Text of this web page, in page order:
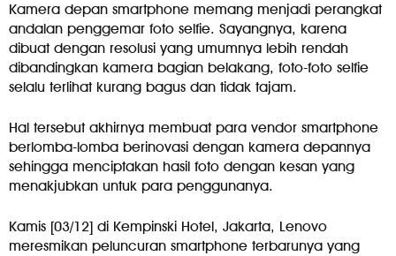
Kamera depan smartphone memang menjadi perangkat
andalan penggemar foto selfie. Sayangnya, karena
dibuat dengan resolusi yang umumnya lebih rendah
dibandingkan kamera bagian belakang, foto-foto selfie
selalu terlihat kurang bagus dan tidak tajam.
Hal tersebut akhirnya membuat para vendor smartphone
berlomba-lomba berinovasi dengan kamera depannya
sehingga menciptakan hasil foto dengan kesan yang
menakjubkan untuk para penggunanya.
Kamis [03/12] di Kempinski Hotel, Jakarta, Lenovo
meresmikan peluncuran smartphone terbarunya yang